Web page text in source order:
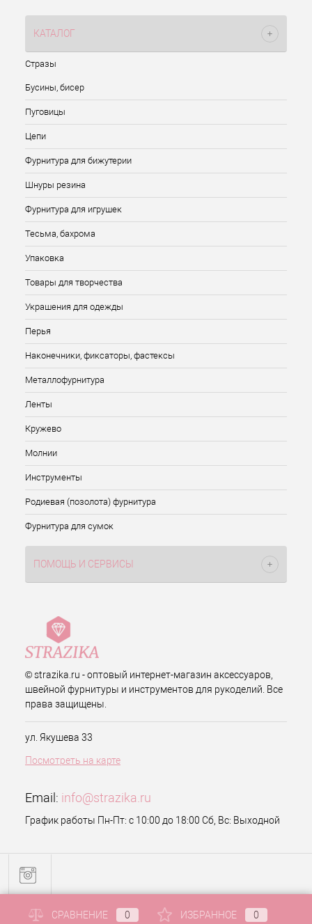
КАТАЛОГ
Стразы
Бусины, бисер
Пуговицы
Цепи
Фурнитура для бижутерии
Шнуры резина
Фурнитура для игрушек
Тесьма, бахрома
Упаковка
Товары для творчества
Украшения для одежды
Перья
Наконечники, фиксаторы, фастексы
Металлофурнитура
Ленты
Кружево
Молнии
Инструменты
Родиевая (позолота) фурнитура
Фурнитура для сумок
ПОМОЩЬ И СЕРВИСЫ
© strazika.ru - оптовый интернет-магазин аксессуаров,
швейной фурнитуры и инструментов для рукоделий. Все
права защищены.
ул. Якушева 33
Посмотреть на карте
Email: info@strazika.ru
График работы Пн-Пт: с 10:00 до 18:00 Сб, Вс: Выходной
СРАВНЕНИЕ 0 ИЗБРАННОЕ 0